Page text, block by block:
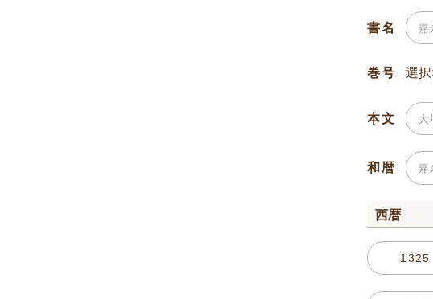
書名
巻号
本文
和暦
西暦